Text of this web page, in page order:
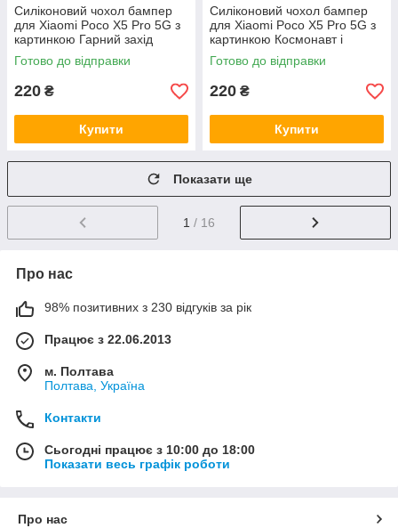
Силіконовий чохол бампер
для Xiaomi Poco X5 Pro 5G з
картинкою Гарний захід
сонця
Готово до відправки
220 ₴
Купити
Силіконовий чохол бампер
для Xiaomi Poco X5 Pro 5G з
картинкою Космонавт і
місяць
Готово до відправки
220 ₴
Купити
Показати ще
1 / 16
Про нас
98% позитивних з 230 відгуків за рік
Працює з 22.06.2013
м. Полтава
Полтава, Україна
Контакти
Сьогодні працює з 10:00 до 18:00
Показати весь графік роботи
Про нас